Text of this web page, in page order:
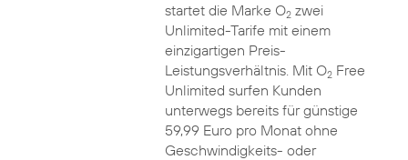
startet die Marke O2zwei
Unlimited-Tarife mit einem
einzigartigen Preis-
Leistungsverhältnis. Mit O2Free
Unlimited surfen Kunden
unterwegs bereits für günstige
59,99 Euro pro Monat ohne
Geschwindigkeits- oder